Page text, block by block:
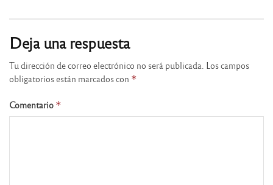
Deja una respuesta
Tu dirección de correo electrónico no será publicada. Los campos
obligatorios están marcados con *
Comentario *